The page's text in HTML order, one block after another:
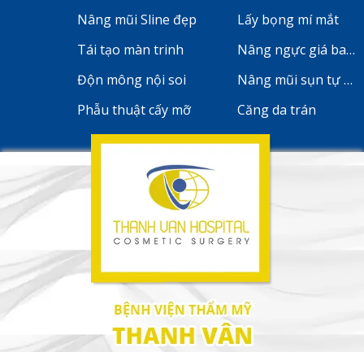
Nâng mũi Sline đẹp
Tái tạo màn trinh
Độn mông nội soi
Phẫu thuật cấy mỡ
Lấy bọng mí mắt
Nâng ngực giá bao
Nâng mũi sụn tự
Căng da trán